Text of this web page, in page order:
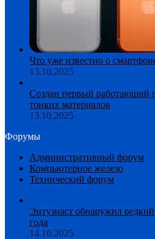
Что уже известно о
13.10.2025
Создан первый работающий
тонких материалов
13.10.2025
Форумы
Административный форум
Компьютерное железо
Технический форум
Энтузиаст обнаружил
года
14.10.2025